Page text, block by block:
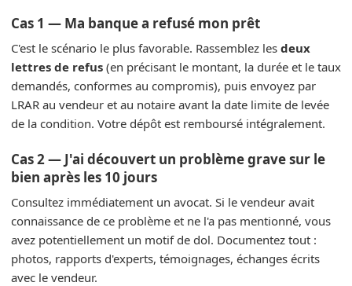
Cas 1 — Ma banque a refusé mon prêt
C'est le scénario le plus favorable. Rassemblez les deux
lettres de refus (en précisant le montant, la durée et le taux
demandés, conformes au compromis), puis envoyez par
LRAR au vendeur et au notaire avant la date limite de levée
de la condition. Votre dépôt est remboursé intégralement.
Cas 2 — J'ai découvert un problème grave sur le
bien après les 10 jours
Consultez immédiatement un avocat. Si le vendeur avait
connaissance de ce problème et ne l'a pas mentionné, vous
avez potentiellement un motif de dol. Documentez tout :
photos, rapports d'experts, témoignages, échanges écrits
avec le vendeur.